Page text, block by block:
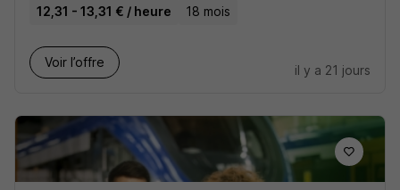
12,31 - 13,31 € / heure
18 mois
Voir l’offre
il y a 21 jours